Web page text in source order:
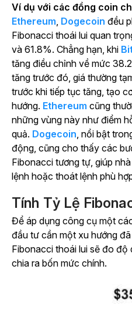
Ví dụ với các đồng coin
Ethereum Dogecoin đều
Fibonacci thoái lui quan
và 61.8%. Chẳng hạn, khi
tăng điều chỉnh về mức
tăng trước đó, giá thường
trước khi tiếp tục tăng, tạo
hướng. Ethereum cũng
những vùng này như điểm
quả. Dogecoin , nổi bật
động, cũng cho thấy các
Fibonacci tương tự, giúp
lệnh hoặc thoát lệnh phù
Tính Tỷ Lệ
Để áp dụng công cụ một
đầu tư cần một xu hướng
Fibonacci thoái lui sẽ đo độ
chia ra bốn mức chính.